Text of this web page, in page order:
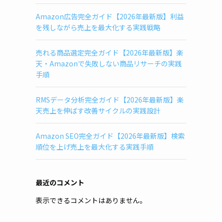
Amazon広告完全ガイド【2026年最新版】利益
を残しながら売上を最大化する実践戦略
売れる商品選定完全ガイド【2026年最新版】楽
天・Amazonで失敗しない商品リサーチの実践
手順
RMSデータ分析完全ガイド【2026年最新版】楽
天売上を伸ばす改善サイクルの実践設計
Amazon SEO完全ガイド【2026年最新版】検索
順位を上げ売上を最大化する実践手順
最近のコメント
表示できるコメントはありません。